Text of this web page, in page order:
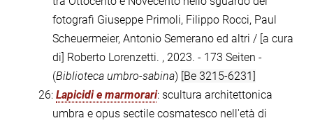
fotografi Giuseppe Primoli, Filippo Rocci, Paul
Scheuermeier, Antonio Semerano ed altri / [a cura
di] Roberto Lorenzetti. , 2023. - 173 Seiten -
(Biblioteca umbro-sabina) [Be 3215-6231]
26: Lapicidi e marmorari: scultura architettonica
umbra e opus sectile cosmatesco nell'età di